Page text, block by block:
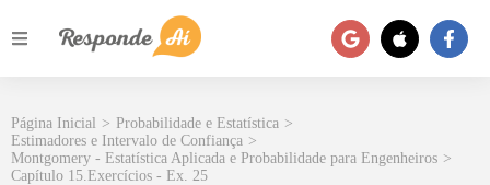
Página Inicial > Probabilidade e Estatística >
Estimadores e Intervalo de Confiança >
Montgomery - Estatística Aplicada e Probabilidade para Engenheiros >
Capítulo 15.Exercícios - Ex. 25